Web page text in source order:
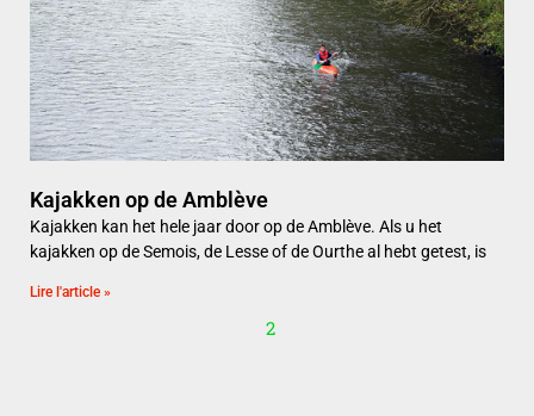
Kajakken op de Amblève
Kajakken kan het hele jaar door op de Amblève. Als u het
kajakken op de Semois, de Lesse of de Ourthe al hebt getest, is
Lire l'article »
2